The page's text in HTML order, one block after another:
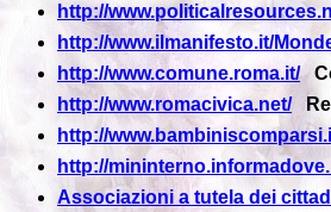
http://
http://www.ilmanifesto.it/
http://www.comune.roma.it/
http://www.romacivica.net/
http://
http://
Associazioni a tutela dei